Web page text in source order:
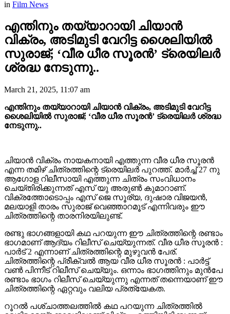
in Film News
എന്തിനും തയ്യാറായി ചിയാൻ
വിക്രം, അടിമുടി വേറിട്ട ശൈലിയിൽ
സുരാജ്; ‘വീര ധീര സൂരൻ’ ട്രെയിലർ
ശ്രദ്ധ നേടുന്നു..
March 21, 2025, 11:07 am
എന്തിനും തയ്യാറായി ചിയാൻ വിക്രം, അടിമുടി വേറിട്ട
ശൈലിയിൽ സുരാജ്; ‘വീര ധീര സൂരൻ’ ട്രെയിലർ ശ്രദ്ധ
നേടുന്നു..
ചിയാൻ വിക്രം നായകനായി എത്തുന്ന വീര ധീര സൂരൻ
എന്ന തമിഴ് ചിത്രത്തിന്റെ ട്രെയിലർ പുറത്ത്. മാർച്ച് 27 നു
ആഗോള റിലീസായി എത്തുന്ന ചിത്രം സംവിധാനം
ചെയ്തിരിക്കുന്നത് എസ് യു അരുണ്‍ കുമാറാണ്.
വിക്രത്തോടൊപ്പം എസ് ജെ സൂര്യ, ദുഷാര വിജയൻ,
മലയാളി താരം സുരാജ് വെഞ്ഞാറമൂട് എന്നിവരും ഈ
ചിത്രത്തിന്റെ താരനിരയിലുണ്ട്.
രണ്ടു ഭാഗങ്ങളായി കഥ പറയുന്ന ഈ ചിത്രത്തിന്റെ രണ്ടാം
ഭാഗമാണ് ആദ്യം റിലീസ് ചെയ്യുന്നത്. വീര ധീര സൂരൻ :
പാർട് 2 എന്നാണ് ചിത്രത്തിന്റെ മുഴുവൻ പേര്.
ചിത്രത്തിന്റെ പ്രീക്വൽ ആയ വീര ധീര സൂരൻ : പാർട്ട്
വൺ പിന്നീട് റിലീസ് ചെയ്യും. ഒന്നാം ഭാഗത്തിനും മുൻപേ
രണ്ടാം ഭാഗം റിലീസ് ചെയ്യുന്നു എന്നത് തന്നെയാണ് ഈ
ചിത്രത്തിന്റെ ഏറ്റവും വലിയ പ്രത്യേകത.
റൂറൽ പശ്‌ചാത്തലത്തിൽ കഥ പറയുന്ന ചിത്രത്തിൽ